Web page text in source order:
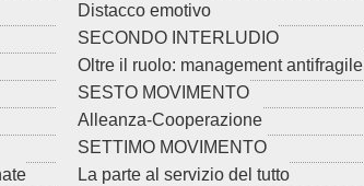
Distacco emotivo
SECONDO INTERLUDIO
Oltre il ruolo: management antifragile
SESTO MOVIMENTO
Alleanza-Cooperazione
SETTIMO MOVIMENTO
La parte al servizio del tutto